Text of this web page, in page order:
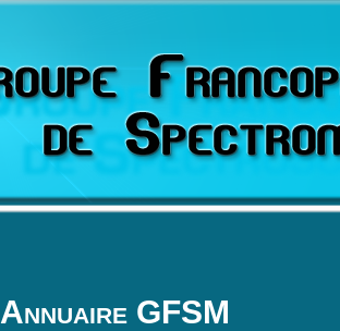
Annuaire GFSM